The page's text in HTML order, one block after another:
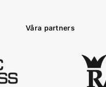
Våra partners